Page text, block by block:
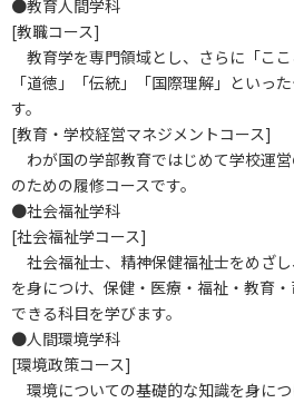
●教育人間学科
[教職コース]
教育学を専門領域とし、さらに「ここ
「道徳」「伝統」「国際理解」といっ
す。
[教育・学校経営マネジメントコース]
わが国の学部教育ではじめて学校運
のための履修コースです。
●社会福祉学科
[社会福祉学コース]
社会福祉士、精神保健福祉士をめざ
を身につけ、保健・医療・福祉・教育
できる科目を学びます。
●人間環境学科
[環境政策コース]
環境についての基礎的な知識を身に